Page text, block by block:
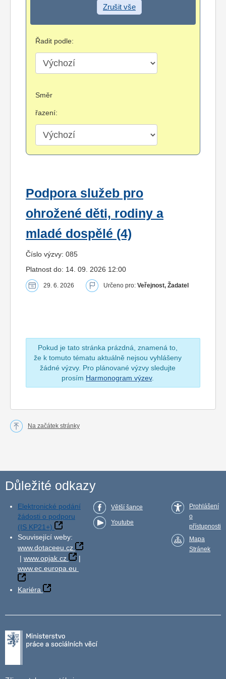
Zrušit vše
Řadit podle:
Směr
řazení:
Podpora služeb pro
ohrožené děti, rodiny a
mladé dospělé (4)
Číslo výzvy: 085
Platnost do: 14. 09. 2026 12:00
29. 6. 2026 Určeno pro: Veřejnost, Žadatel
Pokud je tato stránka prázdná, znamená to,
že k tomuto tématu aktuálně nejsou vyhlášeny
žádné výzvy. Pro plánované výzvy sledujte
prosím Harmonogram výzev.
Na začátek stránky
Důležité odkazy
Elektronické podání
žádosti o podporu
(IS KP21+)
Související weby:
www.dotaceeu.cz
| www.opjak.cz
|
www.ec.europa.eu
Kariéra
Větší šance
Youtube
Prohlášení
o
přístupnosti
Mapa
Stránek